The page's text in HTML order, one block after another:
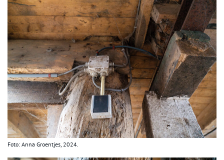
Foto: Anna Groentjes, 2024.